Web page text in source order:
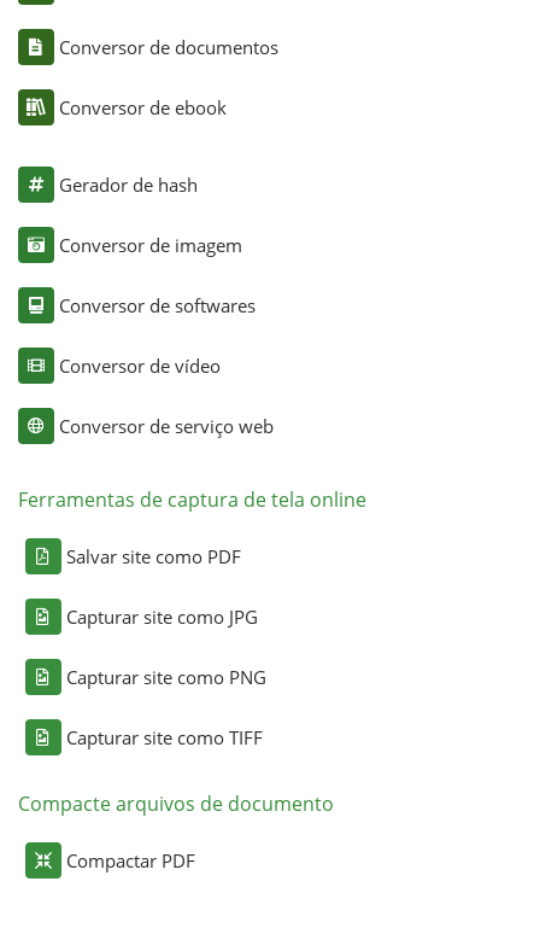
Conversor de documentos
Conversor de ebook
Gerador de hash
Conversor de imagem
Conversor de softwares
Conversor de vídeo
Conversor de serviço web
Ferramentas de captura de tela online
Salvar site como PDF
Capturar site como JPG
Capturar site como PNG
Capturar site como TIFF
Compacte arquivos de documento
Compactar PDF